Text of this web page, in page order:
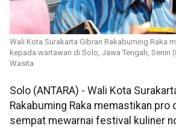
Wali Kota Surakarta Gibran Rakabuming Raka
kepada wartawan di Solo, Jawa Tengah, Senin
Wasita
Solo (ANTARA) - Wali Kota
Rakabuming Raka memastikan pro
sempat mewarnai festival kuliner